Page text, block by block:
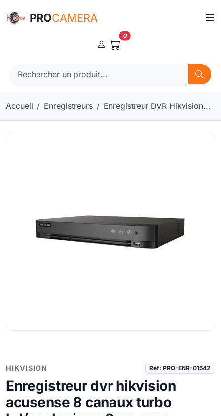
PROCAMERA
0
Accueil Enregistreurs Enregistreur DVR Hikvision...
HIKVISION Réf: PRO-ENR-01542
Enregistreur dvr hikvision
acusense 8 canaux turbo